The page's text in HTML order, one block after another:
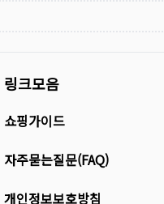
링크모음
쇼핑가이드
자주묻는질문(FAQ)
개인정보보호방침